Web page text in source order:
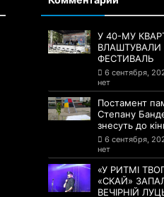
У 40-МУ
ВЛАШТУВАЛИ
ФЕСТИВАЛЬ
6 сентября,
нет
Постамент
Степану
знесуть до
6 сентября,
нет
«У РИТМІ
«СКАЙ»
ВЕЧІРНІЙ